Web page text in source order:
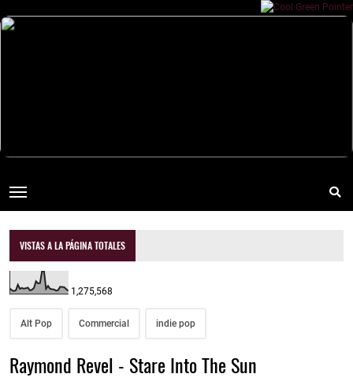
VISTAS A LA PÁGINA TOTALES
1,275,568
Alt Pop Commercial indie pop
Raymond Revel - Stare Into The Sun